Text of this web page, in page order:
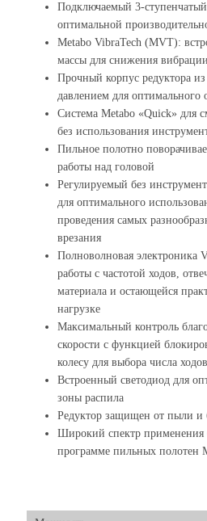
Подключаемый 3-
оптимальной
Metabo VibraTech (MVT):
массы для снижения вибрации
Прочный корпус редуктора
давлением для оптимального
Система Metabo «Quick» для
без использования
Пильное полотно
работы над головой
Регулируемый без
для оптимального
проведения самых
врезания
Полноволновая электроника
работы с частотой ходов,
материала и остающейся
нагрузке
Максимальный контроль
скорости с функцией
колесу для выбора числа ходов
Встроенный светодиод для
зоны распила
Редуктор защищен от пыли и
Широкий спектр применения
программе пильных полотен